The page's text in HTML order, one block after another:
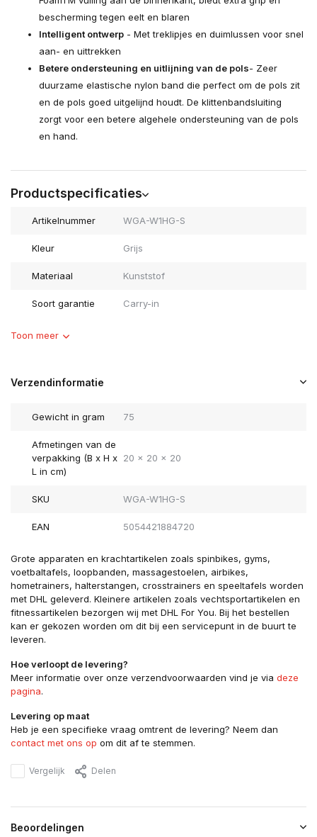
bescherming tegen eelt en blaren
Intelligent ontwerp - Met treklipjes en duimlussen voor snel
aan- en uittrekken
Betere ondersteuning en uitlijning van de pols- Zeer
duurzame elastische nylon band die perfect om de pols zit
en de pols goed uitgelijnd houdt. De klittenbandsluiting
zorgt voor een betere algehele ondersteuning van de pols
en hand.
Productspecificaties
Artikelnummer WGA-W1HG-S
Kleur Grijs
Materiaal Kunststof
Soort garantie Carry-in
Toon meer
Verzendinformatie
Gewicht in gram 75
Afmetingen van de
verpakking (B x H x
L in cm)
20 x 20 x 20
SKU WGA-W1HG-S
EAN 5054421884720
Grote apparaten en krachtartikelen zoals spinbikes, gyms,
voetbaltafels, loopbanden, massagestoelen, airbikes,
hometrainers, halterstangen, crosstrainers en speeltafels worden
met DHL geleverd. Kleinere artikelen zoals vechtsportartikelen en
fitnessartikelen bezorgen wij met DHL For You. Bij het bestellen
kan er gekozen worden om dit bij een servicepunt in de buurt te
leveren.
Hoe verloopt de levering?
Meer informatie over onze verzendvoorwaarden vind je via deze
pagina.
Levering op maat
Heb je een specifieke vraag omtrent de levering? Neem dan
contact met ons op om dit af te stemmen.
Vergelijk Delen
Beoordelingen